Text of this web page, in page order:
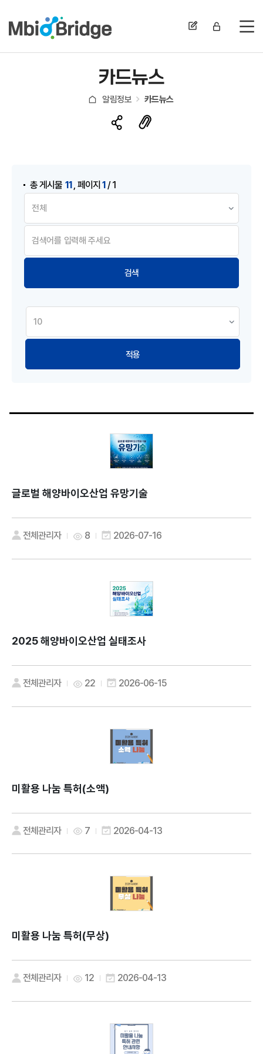
전
카드뉴스
알림정보 카드뉴스
총 게시물 11 ,페이지1/ 1
적용
글로벌 해양바이오산업 유망기술
전체관리자 8 2026-07-16
2025 해양바이오산업 실태조사
전체관리자 22 2026-06-15
미활용 나눔 특허(소액)
전체관리자 7 2026-04-13
미활용 나눔 특허(무상)
전체관리자 12 2026-04-13